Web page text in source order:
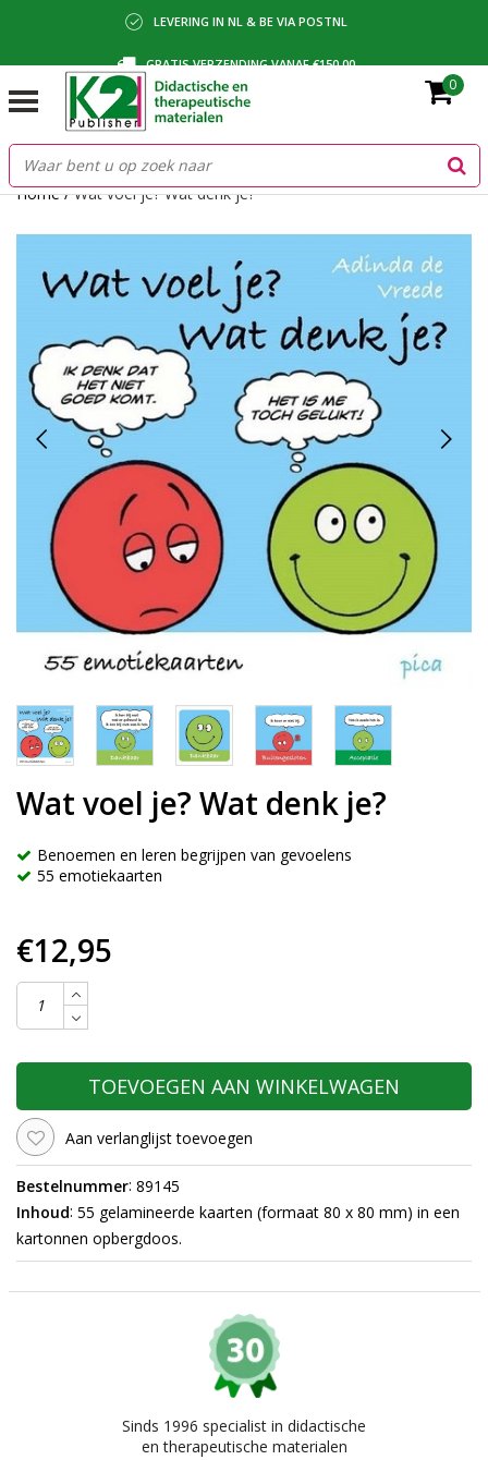
LEVERING IN NL & BE VIA POSTNL
GRATIS VERZENDING VANAF €150,00
BETALING VIA IDEAL, BANCONTACT OF FACTUUR
0
Home/Wat voel je? Wat denk je?
Wat voel je? Wat denk je?
Benoemen en leren begrijpen van gevoelens
55 emotiekaarten
€12,95
TOEVOEGEN AAN WINKELWAGEN
Aan verlanglijst toevoegen
Bestelnummer: 89145
Inhoud: 55 gelamineerde kaarten (formaat 80 x 80 mm) in een
kartonnen opbergdoos.
Sinds 1996 specialist in didactische
en therapeutische materialen